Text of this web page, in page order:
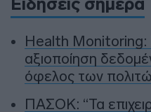
Ειδήσεις σήμερα
Health Monitoring:
αξιοποίηση
όφελος των
ΠΑΣΟΚ: “Τα